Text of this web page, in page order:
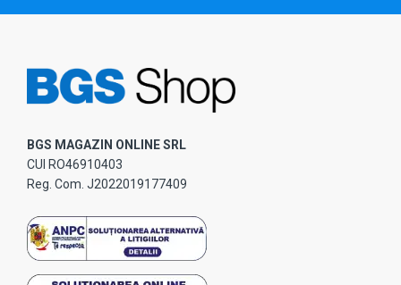
BGS MAGAZIN ONLINE SRL
CUI RO46910403
Reg. Com. J2022019177409